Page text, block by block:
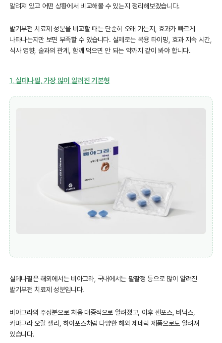
알려져 있고 어떤 상황에서 비교해볼 수 있는지 정리해보겠습니다.
발기부전 치료제 성분을 비교할 때는 단순히 오래 가는지, 효과가 빠르게
나타나는지만 보면 부족할 수 있습니다. 실제로는 복용 타이밍, 효과 지속 시간,
식사 영향, 술과의 관계, 함께 먹으면 안 되는 약까지 같이 봐야 합니다.
1. 실데나필, 가장 많이 알려진 기본형
실데나필은 해외에서는 비아그라, 국내에서는 팔팔정 등으로 많이 알려진
발기부전 치료제 성분입니다.
비아그라의 주성분으로 처음 대중적으로 알려졌고, 이후 센포스, 비닉스,
카마그라 오랄 젤리, 하이포스처럼 다양한 해외 제네릭 제품으로도 알려져
있습니다.